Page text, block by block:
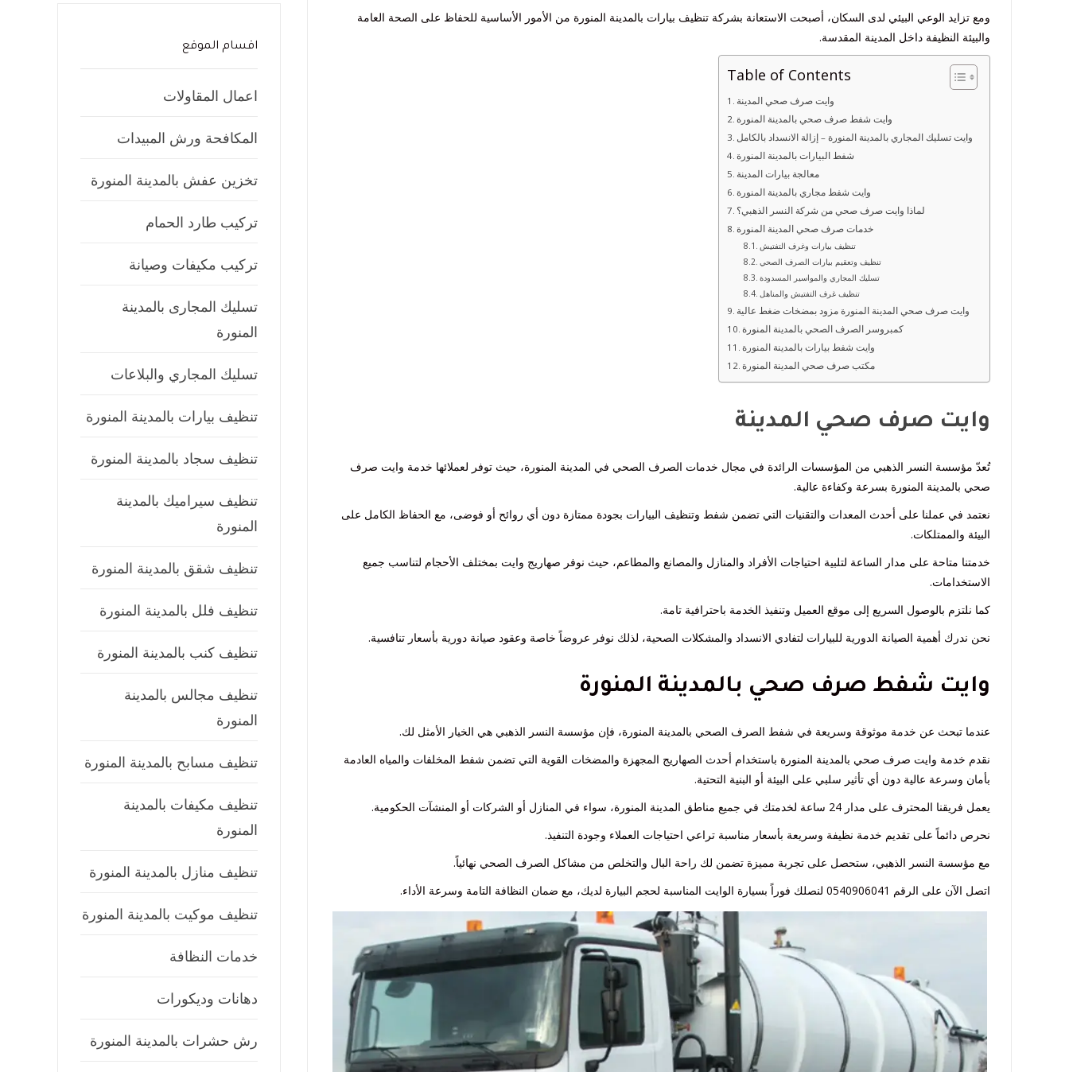
ومع تزايد الوعي البيئي لدى السكان، أصبحت الاستعانة بشركة تنظيف بيارات بالمدينة المنورة من الأمور الأساسية للحفاظ على الصحة العامة
والبيئة النظيفة داخل المدينة المقدسة.
Table of Contents
وايت صرف صحي المدينة
وايت شفط صرف صحي بالمدينة المنورة
وايت تسليك المجاري بالمدينة المنورة – إزالة الانسداد بالكامل
شفط البيارات بالمدينة المنورة
معالجة بيارات المدينة
وايت شفط مجاري بالمدينة المنورة
خدمات صرف صحي المدينة المنورة
تنظيف بيارات وغرف التفتيش
تنظيف وتعقيم بيارات الصرف الصحي
تسليك المجاري والمواسير المسدودة
تنظيف غرف التفتيش والمناهل
وايت صرف صحي المدينة المنورة مزود بمضخات ضغط عالية
كمبروسر الصرف الصحي بالمدينة المنورة
وايت شفط بيارات بالمدينة المنورة
مكتب صرف صحي المدينة المنورة
وايت صرف صحي المدينة
تُعدّ مؤسسة النسر الذهبي من المؤسسات الرائدة في مجال خدمات الصرف الصحي في المدينة المنورة، حيث توفر لعملائها خدمة وايت صرف
صحي بالمدينة المنورة بسرعة وكفاءة عالية.
نعتمد في عملنا على أحدث المعدات والتقنيات التي تضمن شفط وتنظيف البيارات بجودة ممتازة دون أي روائح أو فوضى، مع الحفاظ الكامل على
البيئة والممتلكات.
خدمتنا متاحة على مدار الساعة لتلبية احتياجات الأفراد والمنازل والمصانع والمطاعم، حيث نوفر صهاريج وايت بمختلف الأحجام لتناسب جميع
الاستخدامات.
كما نلتزم بالوصول السريع إلى موقع العميل وتنفيذ الخدمة باحترافية تامة.
نحن ندرك أهمية الصيانة الدورية للبيارات لتفادي الانسداد والمشكلات الصحية، لذلك نوفر عروضاً خاصة وعقود صيانة دورية بأسعار تنافسية.
وايت شفط صرف صحي بالمدينة المنورة
عندما تبحث عن خدمة موثوقة وسريعة في شفط الصرف الصحي بالمدينة المنورة، فإن مؤسسة النسر الذهبي هي الخيار الأمثل لك.
نقدم خدمة وايت صرف صحي بالمدينة المنورة باستخدام أحدث الصهاريج المجهزة والمضخات القوية التي تضمن شفط المخلفات والمياه العادمة
بأمان وسرعة عالية دون أي تأثير سلبي على البيئة أو البنية التحتية.
يعمل فريقنا المحترف على مدار 24 ساعة لخدمتك في جميع مناطق المدينة المنورة، سواء في المنازل أو الشركات أو المنشآت الحكومية.
نحرص دائماً على تقديم خدمة نظيفة وسريعة بأسعار مناسبة تراعي احتياجات العملاء وجودة التنفيذ.
مع مؤسسة النسر الذهبي، ستحصل على تجربة مميزة تضمن لك راحة البال والتخلص من مشاكل الصرف الصحي نهائياً.
اتصل الآن على الرقم 0540906041 لنصلك فوراً بسيارة الوايت المناسبة لحجم البيارة لديك، مع ضمان النظافة التامة وسرعة الأداء.
اقسام الموقع
اعمال المقاولات
المكافحة ورش المبيدات
تخزين عفش بالمدينة المنورة
تركيب طارد الحمام
تركيب مكيفات وصيانة
تسليك المجارى بالمدينة
المنورة
تسليك المجاري والبلاعات
تنظيف بيارات بالمدينة المنورة
تنظيف سجاد بالمدينة المنورة
تنظيف سيراميك بالمدينة
المنورة
تنظيف شقق بالمدينة المنورة
تنظيف فلل بالمدينة المنورة
تنظيف كنب بالمدينة المنورة
تنظيف مجالس بالمدينة
المنورة
تنظيف مسابح بالمدينة المنورة
تنظيف مكيفات بالمدينة
المنورة
تنظيف منازل بالمدينة المنورة
تنظيف موكيت بالمدينة المنورة
خدمات النظافة
دهانات وديكورات
رش حشرات بالمدينة المنورة